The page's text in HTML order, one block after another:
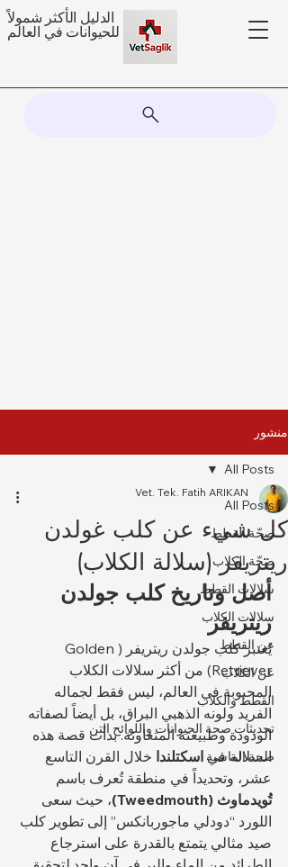
الدليل الأكثر شمولاً
للحيوانات في العالم
منشور
All Posts
صِحّة القطط
صِحّة الكلاب
سلالات القطط
سلالات الكلاب
عن القطط
عن الكلاب
القطط والكلاب
تحديثات صحة الحيوانات واللوائح التن
صحة الماشية
All Posts
كل شيء عن كلب غولدن
ريتريفر (سلالة الكلاب)
Vet. Tek. Fatih ARIKAN
أصل وتاريخ كلب جولدن
ريتريفر
يُعتبر كلب جولدن ريتريفر (Golden
Retriever) من أكثر سلالات الكلاب
المحبوبة في العالم، ليس فقط لجماله
الفريد ولونه الذهبي البراق، بل أيضاً لصفاته
الودودة وطبيعته المتعاونة. بدأت قصة هذه
السلالة في اسكتلندا خلال القرن التاسع
عشر، وتحديداً في منطقة تُعرف باسم
تُويدماوث (Tweedmouth)
، حيث سعى
اللورد “دودلي ماجوربانكس” إلى تطوير كلب
صيد مثالي يتمتع بالقدرة على استرجاع